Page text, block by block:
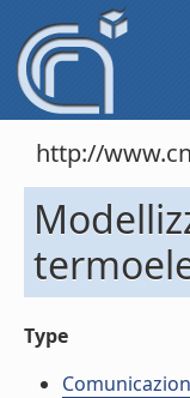
http://
Type